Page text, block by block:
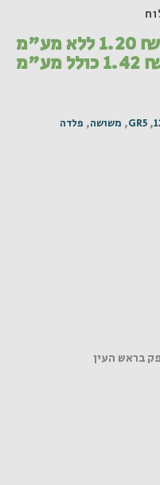
1.20₪ ללא מע"מ
1.42כולל מע"מ
,
GR5
, משושה, פלדה
בראש העין